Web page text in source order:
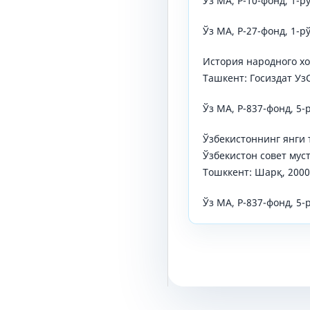
Ўз МА, Р-27-фонд, 1-
История народного
Ташкент: Госиздат
Ўз МА, Р-837-фонд, 5-
Ўзбекистоннинг
Ўзбекистон совет
Тошккент: Шарқ,
Ўз МА, Р-837-фонд, 5-